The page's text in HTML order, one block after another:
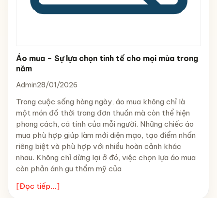
Áo mua – Sự lựa chọn tinh tế cho mọi mùa trong
năm
Admin28/01/2026
Trong cuộc sống hàng ngày, áo mua không chỉ là
một món đồ thời trang đơn thuần mà còn thể hiện
phong cách, cá tính của mỗi người. Những chiếc áo
mua phù hợp giúp làm mới diện mạo, tạo điểm nhấn
riêng biệt và phù hợp với nhiều hoàn cảnh khác
nhau. Không chỉ dừng lại ở đó, việc chọn lựa áo mua
còn phản ánh gu thẩm mỹ của
[Đọc tiếp...]